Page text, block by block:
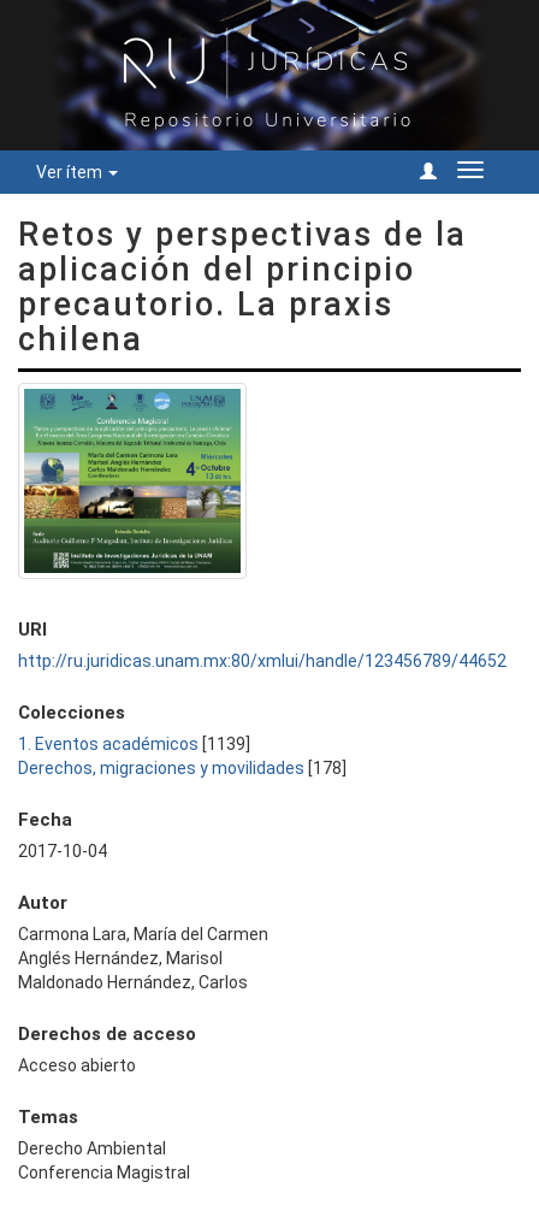
Ver ítem
Cambiar
Retos y perspectivas de la
aplicación del principio
precautorio. La praxis
chilena
URI
http://ru.juridicas.unam.mx:80/xmlui/handle/123456789/44652
Colecciones
1. Eventos académicos [1139]
Derechos, migraciones y movilidades [178]
Fecha
2017-10-04
Autor
Carmona Lara, María del Carmen
Anglés Hernández, Marisol
Maldonado Hernández, Carlos
Derechos de acceso
Acceso abierto
Temas
Derecho Ambiental
Conferencia Magistral